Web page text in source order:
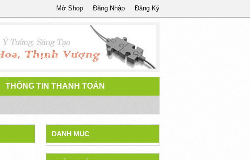
Đăng Ký
Đăng Nhập
Mở Shop
THÔNG TIN THANH TOÁN
DANH MỤC